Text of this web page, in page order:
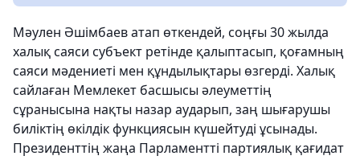
Мәулен Әшімбаев атап өткендей, соңғы 30 жылда
халық саяси субъект ретінде қалыптасып, қоғамның
саяси мәдениеті мен құндылықтары өзгерді. Халық
сайлаған Мемлекет басшысы әлеуметтің
сұранысына нақты назар аударып, заң шығарушы
биліктің өкілдік функциясын күшейтуді ұсынады.
Президенттің жаңа Парламентті партиялық қағидат